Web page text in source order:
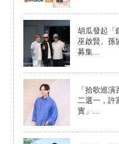
胡瓜發起「
巫啟賢、孫
募集...
「拾歌巡
二選一，許
實」...